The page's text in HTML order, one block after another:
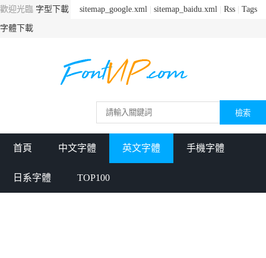
sitemap_google.xml sitemap_baidu.xml Rss Tags
歡迎光臨 字型下載
字體下載
首頁 中文字體 英文字體 手機字體
日系字體 TOP100